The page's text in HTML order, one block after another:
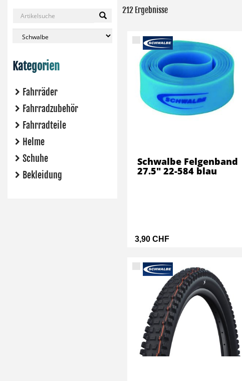
Kategorien
Fahrräder
Fahrradzubehör
Fahrradteile
Helme
Schuhe
Bekleidung
212 Ergebnisse
3,90 CHF
Schwalbe Felgenband
27.5" 22-584 blau